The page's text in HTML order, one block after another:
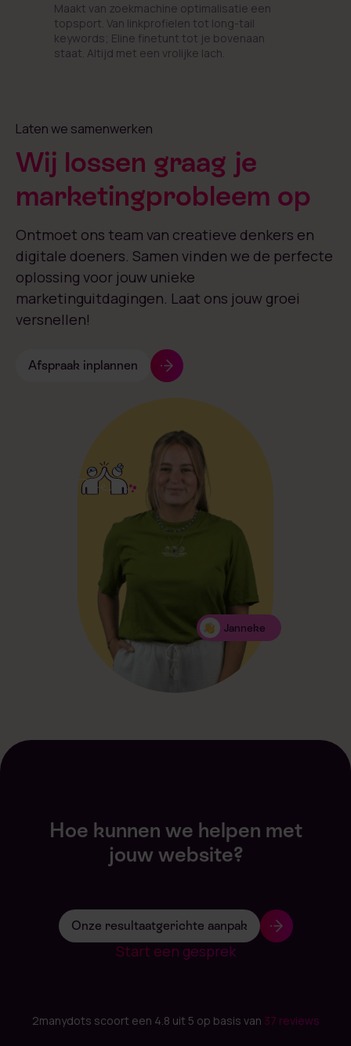
Maakt van zoekmachine optimalisatie een
topsport. Van linkprofielen tot long-tail
keywords; Eline finetunt tot je bovenaan
staat. Altijd met een vrolijke lach.
Laten we samenwerken
Wij lossen graag je
marketingprobleem op
Ontmoet ons team van creatieve denkers en
digitale doeners. Samen vinden we de perfecte
oplossing voor jouw unieke
marketinguitdagingen. Laat ons jouw groei
versnellen!
Afspraak inplannen
Janneke
Hoe kunnen we helpen met
jouw website?
Onze resultaatgerichte aanpak
Start een gesprek
2manydots scoort een 4.8 uit 5 op basis van 37 reviews